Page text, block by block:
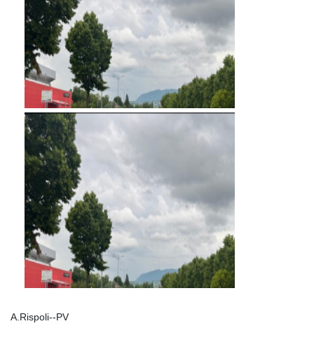
A.Rispoli--PV